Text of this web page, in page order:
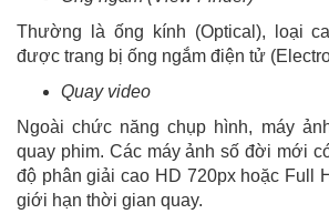
Thường là ống kính (Optical), loại
được trang bị ống ngắm điện tử
Quay video
Ngoài chức năng chụp hình, máy
quay phim. Các máy ảnh số đời mới
độ phân giải cao HD 720px hoặc Full
giới hạn thời gian quay.